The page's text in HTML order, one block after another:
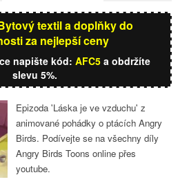
textil a doplňky do
za nejlepší ceny
napište kód: AFC5 a obdržíte
slevu 5%.
Epizoda 'Láska je ve vzduchu' z
animované pohádky o ptácích Angry
Birds. Podívejte se na všechny díly
Angry Birds Toons online přes
youtube.